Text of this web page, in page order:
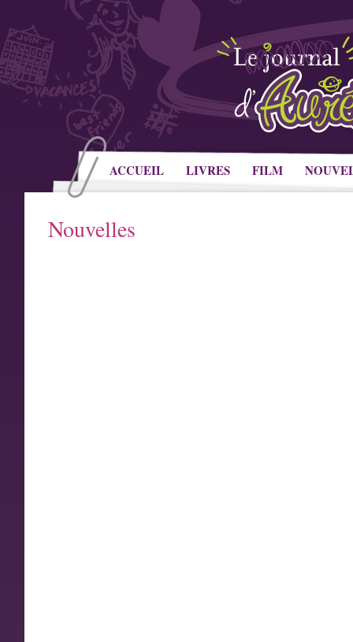
ACCUEIL LIVRES FILM
Nouvelles